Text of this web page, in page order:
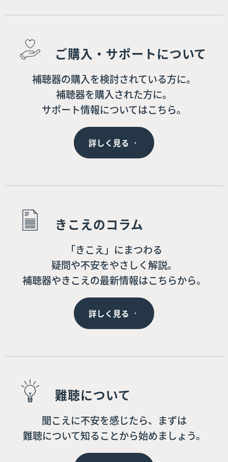
ご購入・サポートについて
補聴器の購入を検討されている方に。
補聴器を購入された方に。
サポート情報についてはこちら。
詳しく見る
きこえのコラム
「きこえ」にまつわる
疑問や不安をやさしく解説。
補聴器やきこえの最新情報はこちらから。
詳しく見る
難聴について
聞こえに不安を感じたら、まずは
難聴について知ることから始めましょう。